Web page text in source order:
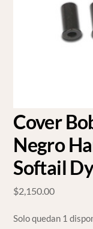
Cover
Negro
Softail
$2,150.00
Solo quedan 1